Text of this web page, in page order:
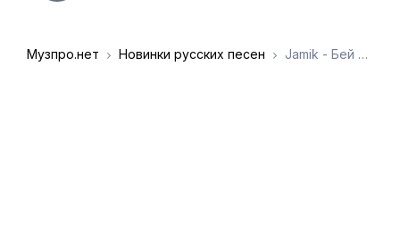
Музпро.нет Новинки русских песен Jamik - Бей посуду